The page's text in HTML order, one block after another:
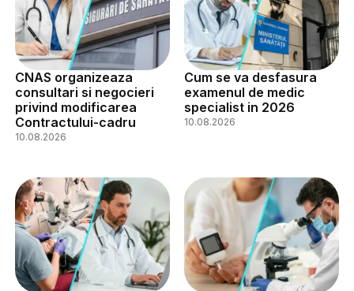
CNAS organizeaza
consultari si negocieri
privind modificarea
Contractului-cadru
10.08.2026
Cum se va desfasura
examenul de medic
specialist in 2026
10.08.2026